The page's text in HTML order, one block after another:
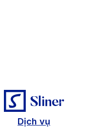
Dịch vụ